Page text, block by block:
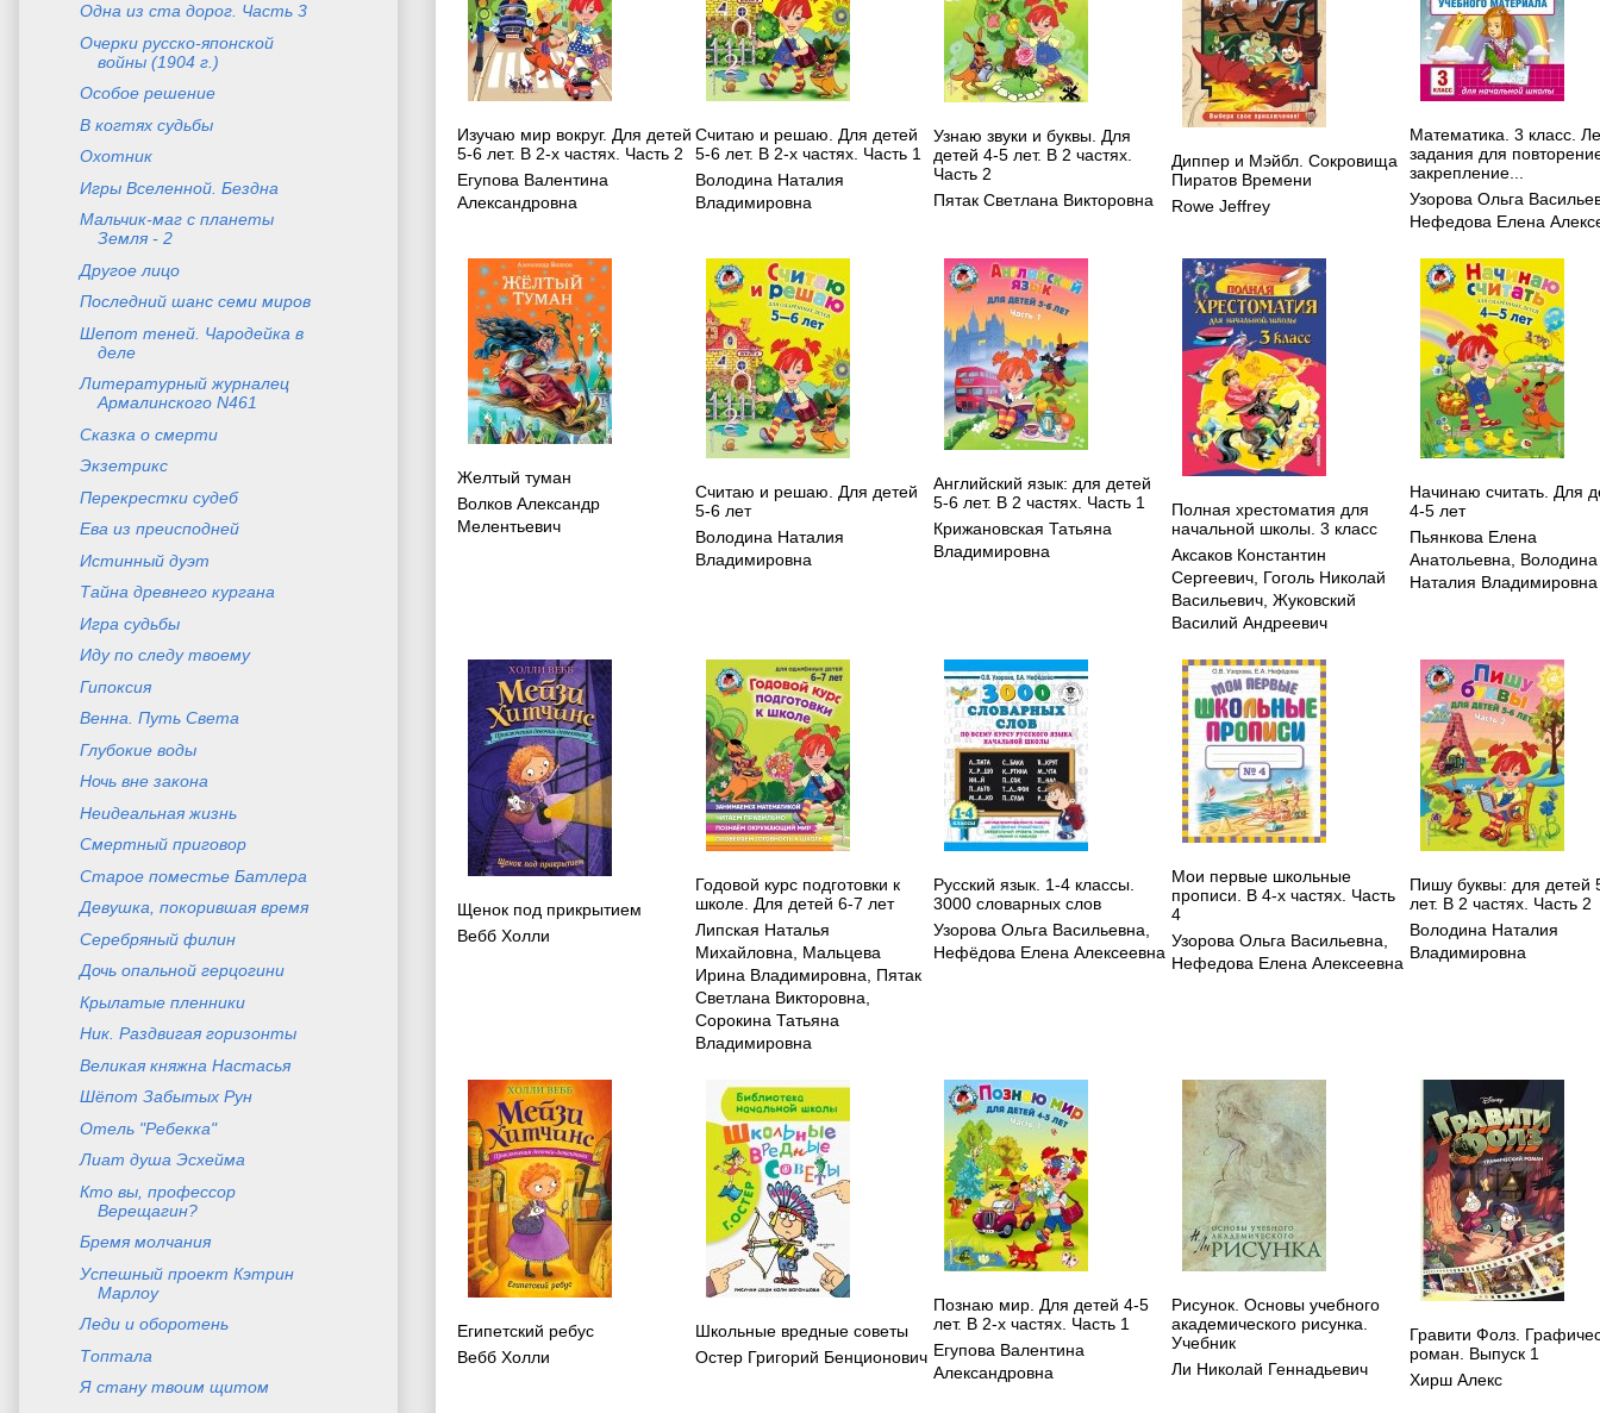
Изучаю мир вокруг. Для детей
5-6 лет. В 2-х частях. Часть 2
Егупова Валентина
Александровна
Считаю и решаю. Для детей
5-6 лет. В 2-х частях. Часть 1
Володина Наталия
Владимировна
Узнаю звуки и буквы. Для
детей 4-5 лет. В 2 частях.
Часть 2
Пятак Светлана Викторовна
Диппер и Мэйбл. Сокровища
Пиратов Времени
Rowe Jeffrey
Математика. 3 класс.
задания для
закрепление...
Узорова Ольга
Нефедова Елена
Желтый туман
Волков Александр
Мелентьевич
Считаю и решаю. Для детей
5-6 лет
Володина Наталия
Владимировна
Английский язык: для детей
5-6 лет. В 2 частях. Часть 1
Крижановская Татьяна
Владимировна
Полная хрестоматия для
начальной школы. 3 класс
Аксаков Константин
Сергеевич Гоголь Николай
Васильевич Жуковский
Василий Андреевич
Начинаю считать. Для
4-5 лет
Пьянкова Елена
Анатольевна
Володина
Наталия Владимировна
Щенок под прикрытием
Вебб Холли
Годовой курс подготовки к
школе. Для детей 6-7 лет
Липская Наталья
Михайловна
Мальцева
Ирина Владимировна
Пятак
Светлана Викторовна
Сорокина Татьяна
Владимировна
Русский язык. 1-4 классы.
3000 словарных слов
Узорова Ольга Васильевна
Нефёдова Елена Алексеевна
Мои первые школьные
прописи. В 4-х частях. Часть
4
Узорова Ольга Васильевна
Нефедова Елена Алексеевна
Пишу буквы: для детей
лет. В 2 частях. Часть 2
Володина Наталия
Владимировна
Египетский ребус
Вебб Холли
Школьные вредные советы
Остер Григорий Бенционович
Познаю мир. Для детей 4-5
лет. В 2-х частях. Часть 1
Егупова Валентина
Александровна
Рисунок. Основы учебного
академического рисунка.
Учебник
Ли Николай Геннадьевич
Гравити Фолз.
роман. Выпуск 1
Хирш Алекс
Одна из ста дорог. Часть 3
Очерки русско-японской
войны (1904 г.)
Особое решение
В когтях судьбы
Охотник
Игры Вселенной. Бездна
Мальчик-маг с планеты
Земля - 2
Другое лицо
Последний шанс семи миров
Шепот теней. Чародейка в
деле
Литературный журналец
Армалинского N461
Сказка о смерти
Экзетрикс
Перекрестки судеб
Ева из преисподней
Истинный дуэт
Тайна древнего кургана
Игра судьбы
Иду по следу твоему
Гипоксия
Венна. Путь Света
Глубокие воды
Ночь вне закона
Неидеальная жизнь
Смертный приговор
Старое поместье Батлера
Девушка, покорившая время
Серебряный филин
Дочь опальной герцогини
Крылатые пленники
Ник. Раздвигая горизонты
Великая княжна Настасья
Шёпот Забытых Рун
Отель "Ребекка"
Лиат душа Эсхейма
Кто вы, профессор
Верещагин?
Бремя молчания
Успешный проект Кэтрин
Марлоу
Леди и оборотень
Топтала
Я стану твоим щитом